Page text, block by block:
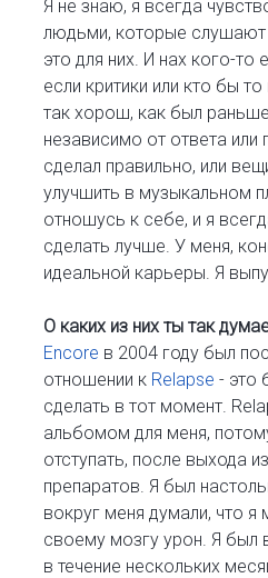
Я не знаю, я всегда
людьми, которые
это для них. И нах кого-то
если критики или кто бы
так хорош, как был
независимо от ответа или
сделал правильно, или
улучшить в музыкальном
отношусь к себе, и я
сделать лучше. У меня,
идеальной карьеры. Я
О каких из них ты так
Encore в 2004 году был
отношении к Relapse - это
сделать в тот момент.
альбомом для меня,
отступать, после выхода
препаратов. Я был
вокруг меня думали, что я
своему мозгу урон. Я был
в течение нескольких